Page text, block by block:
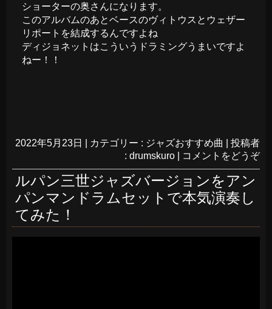
ショーターの奥さんになります。
このアルバムのあとベースのヴィトウスとウェザー
リポートを結成するんですよね
ディジョネットはこういうドラミングうまいですよ
ねー！！
2022年5月23日 カテゴリー : ジャズおすすめ曲
投稿者
: drumskuro
コメントをどうぞ
ルパン三世ジャズバージョンをアン
パンマンドラムセットで本気演奏し
てみた！